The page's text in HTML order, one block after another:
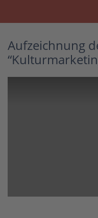
Aufzeichnung